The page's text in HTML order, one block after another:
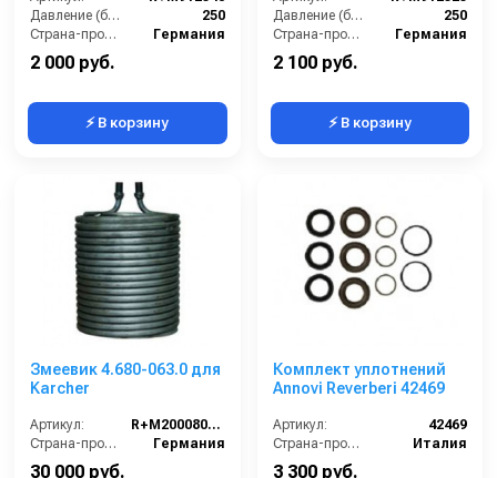
Давление (бар):
250
Страна-производитель:
Германия
2 000 руб.
⚡ В корзину
Давление (бар):
250
Страна-производитель:
Германия
2 100 руб.
⚡ В корзину
Змеевик 4.680-063.0 для
Karcher
Артикул:
R+M200080512
Страна-производитель:
Германия
30 000 руб.
Комплект уплотнений
Annovi Reverberi 42469
Артикул:
42469
Страна-производитель:
Италия
3 300 руб.